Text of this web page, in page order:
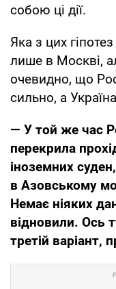
собою ці дії.
Яка з цих
лише в Москві,
очевидно, що
сильно, а
— У той же час
перекрила
іноземних
в Азовському
Немає ніяких
відновили. Ось
третій варіант,